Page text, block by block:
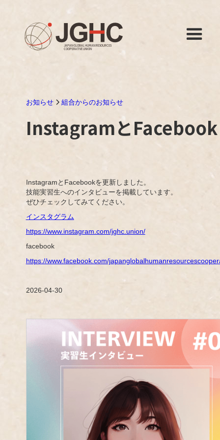
お知らせ 組合からのお知らせ
InstagramとFacebook
InstagramとFacebookを更新しました。
技能実習生へのインタビューを掲載しています。
ぜひチェックしてみてください。
インスタグラム
https://www.instagram.com/jghc.union/
facebook
https://www.facebook.com/
2026-04-30